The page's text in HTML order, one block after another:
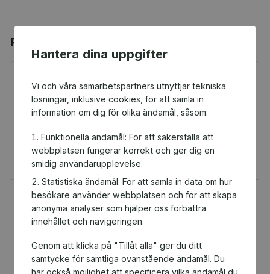
Hantera dina uppgifter
Vi och våra samarbetspartners utnyttjar tekniska
lösningar, inklusive cookies, för att samla in
information om dig för olika ändamål, såsom:
Funktionella ändamål: För att säkerställa att
webbplatsen fungerar korrekt och ger dig en
smidig användarupplevelse.
Statistiska ändamål: För att samla in data om hur
besökare använder webbplatsen och för att skapa
anonyma analyser som hjälper oss förbättra
innehållet och navigeringen.
Genom att klicka på "Tillåt alla" ger du ditt
samtycke för samtliga ovanstående ändamål. Du
har också möjlighet att specificera vilka ändamål du
Populära produkter
H&M Presentkort
Presentkort
Du och Kvarnby IK får 5
kr tillbaka
Golfamore
Presentkort
Du och Kvarnby IK får
29,75 kr tillbaka